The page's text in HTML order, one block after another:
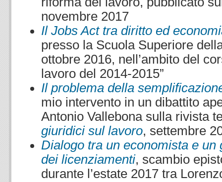
novembre 2017
Il Jobs Act tra diritto ed
presso la Scuola Superiore
ottobre 2016, nell’ambito del
lavoro del 2014-2015”
Il problema della
mio intervento in un dibattito
Antonio Vallebona sulla rivista
giuridici sul lavoro, settembre
Dialogo tra un economista e
dei licenziamenti, scambio
durante l’estate 2017 tra